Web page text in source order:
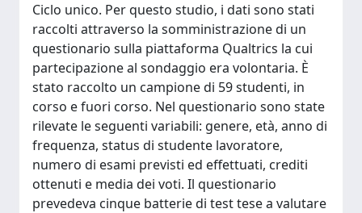
Ciclo unico. Per questo studio, i dati sono stati
raccolti attraverso la somministrazione di un
questionario sulla piattaforma Qualtrics la cui
partecipazione al sondaggio era volontaria. È
stato raccolto un campione di 59 studenti, in
corso e fuori corso. Nel questionario sono state
rilevate le seguenti variabili: genere, età, anno di
frequenza, status di studente lavoratore,
numero di esami previsti ed effettuati, crediti
ottenuti e media dei voti. Il questionario
prevedeva cinque batterie di test tese a valutare